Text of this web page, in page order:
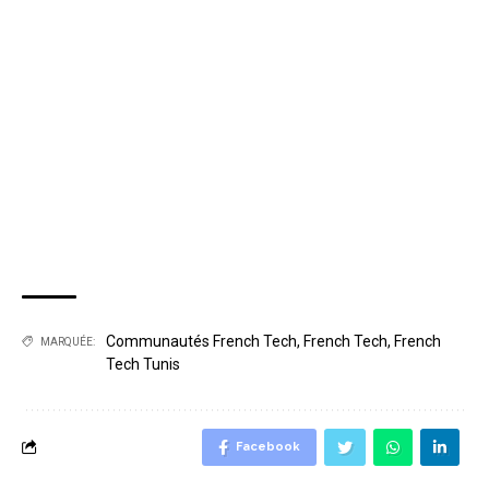
MARQUÉE: Communautés French Tech, French Tech, French
Tech Tunis
Facebook